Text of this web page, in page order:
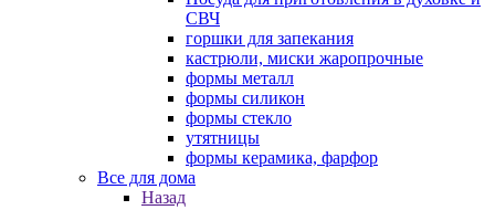
СВЧ
горшки для запекания
кастрюли, миски жаропрочные
формы металл
формы силикон
формы стекло
утятницы
формы керамика, фарфор
Все для дома
Назад